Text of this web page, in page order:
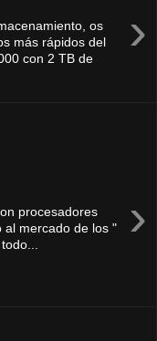
›
os
más rápidos del
con 2 TB de
›
procesadores
al mercado de los "